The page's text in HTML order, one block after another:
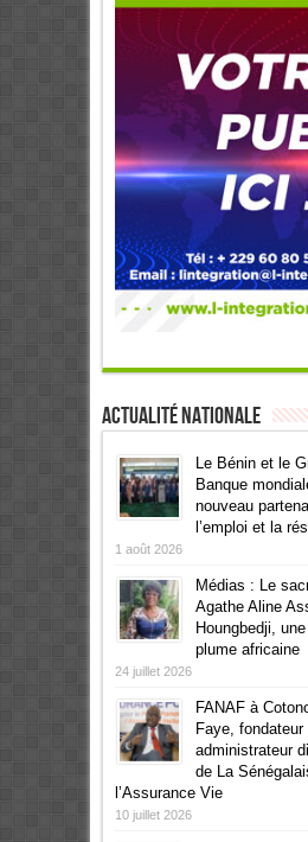
Actualité Nationale
Le Bénin et le
Banque
nouveau
l’emploi et la
1 août 2026
Médias : Le
Agathe Aline
Houngbedji,
plume africaine
24 juillet 2026
FANAF à
Faye, fondateur
administrateur
de La
l’Assurance Vie
10 juillet 2026